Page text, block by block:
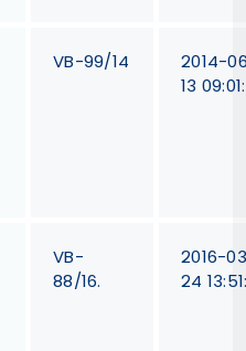
VB-99/14
2014-
13
VB-
88/16.
2016-
24